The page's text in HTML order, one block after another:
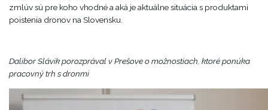
zmlúv sú pre koho vhodné a aká je aktuálne situácia s produktami
poistenia dronov na Slovensku.
Dalibor Slávik porozprával v Prešove o možnostiach, ktoré ponúka
pracovný trh s dronmi